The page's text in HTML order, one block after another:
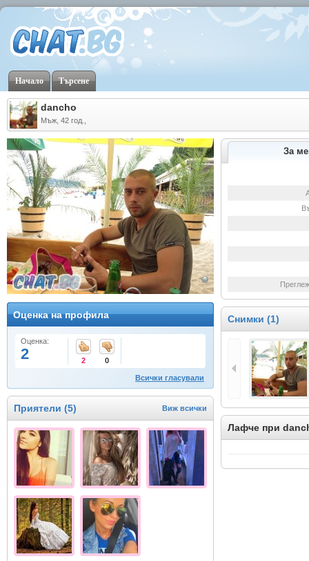
Начало Търсене
dancho
Мъж, 42 год.,
Оценка на профила
Оценка:
2 2 0
Всички гласували
Приятели (5) Виж всички
За
Снимки (1)
Лафче при